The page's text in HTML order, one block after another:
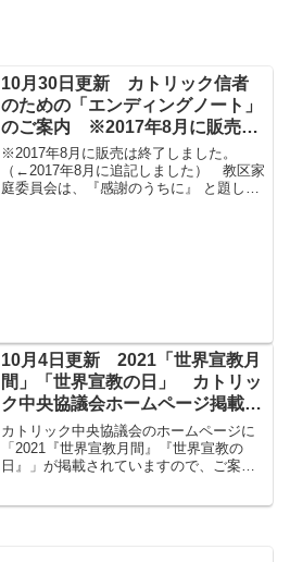
10月30日更新 カトリック信者
のための「エンディングノート」
のご案内 ※2017年8月に販売は
終了しました。
※2017年8月に販売は終了しました。
（←2017年8月に追記しました） 教区家
庭委員会は、『感謝のうちに』 と題して
10月4日更新 2021「世界宣教月
間」「世界宣教の日」 カトリッ
ク中央協議会ホームページ掲載の
ご案内
カトリック中央協議会のホームページに
「2021『世界宣教月間』『世界宣教の
日』」が掲載されていますので、ご案内